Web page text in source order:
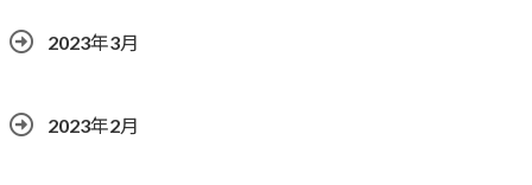
2023年3月
2023年2月